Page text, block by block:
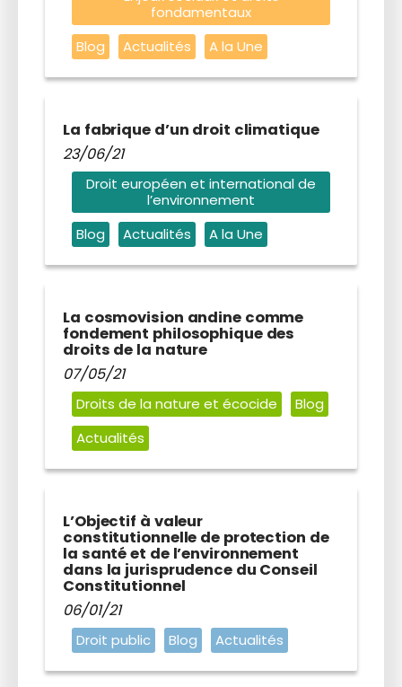
fondamentaux
Blog
Actualités A la Une
La fabrique d’un droit climatique
23/06/21
Droit européen et international de
l’environnement
Blog
Actualités A la Une
La cosmovision andine comme
fondement philosophique des
droits de la nature
07/05/21
Droits de la nature et écocide
Blog
Actualités
L’Objectif à valeur
constitutionnelle de protection de
la santé et de l’environnement
dans la jurisprudence du Conseil
Constitutionnel
06/01/21
Droit public Blog Actualités